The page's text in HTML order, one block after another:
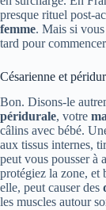
presque rituel post-
femme. Mais si vous
tard pour
Césarienne et
Bon. Disons-le
péridurale, votre
câlins avec bébé.
aux tissus internes,
peut vous pousser à
protégiez la zone, et
elle, peut causer des
les muscles autour